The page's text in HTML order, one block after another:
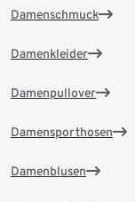
Damenschmuck
Damenkleider
Damenpullover
Damensporthosen
Damenblusen